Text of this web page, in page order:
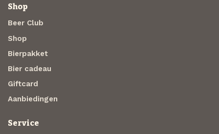
Shop
Beer Club
Shop
Bierpakket
Bier cadeau
Giftcard
Aanbiedingen
Service